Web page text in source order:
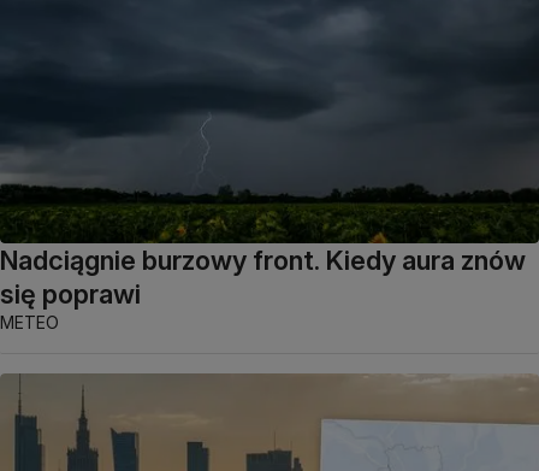
Nadciągnie burzowy front. Kiedy aura znów
się poprawi
METEO